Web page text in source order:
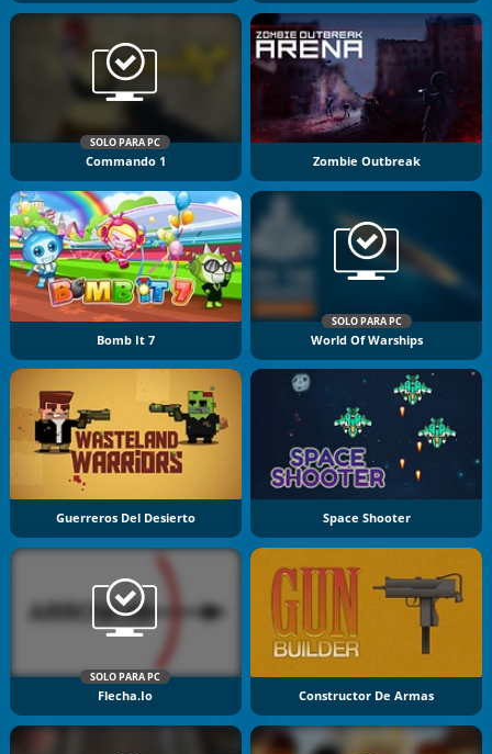
SOLO PARA PC
Commando 1 Zombie Outbreak
Bomb It 7
SOLO PARA PC
World Of Warships
Guerreros Del Desierto Space Shooter
SOLO PARA PC
Flecha.io Constructor De Armas